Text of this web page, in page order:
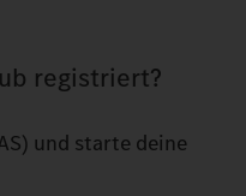
registriert?
und starte deine